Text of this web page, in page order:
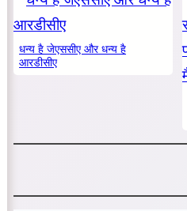
धन्य है जेएससीए और धन्य है
आरडीसीए